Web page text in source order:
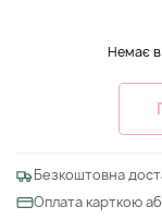
Немає в
Безкоштовна
Оплата карткою